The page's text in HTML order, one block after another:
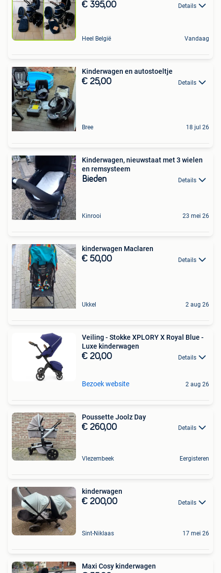
€ 395,00 Details
Heel België Vandaag
Kinderwagen en autostoeltje
€ 25,00 Details
Bree 18 jul 26
Kinderwagen, nieuwstaat met 3 wielen
en remsysteem
Bieden Details
Kinrooi 23 mei 26
kinderwagen Maclaren
€ 50,00 Details
Ukkel 2 aug 26
Veiling - Stokke XPLORY X Royal Blue -
Luxe kinderwagen
€ 20,00 Details
Bezoek website 2 aug 26
Poussette Joolz Day
€ 260,00 Details
Vlezembeek Eergisteren
kinderwagen
€ 200,00 Details
Sint-Niklaas 17 mei 26
Maxi Cosy kinderwagen